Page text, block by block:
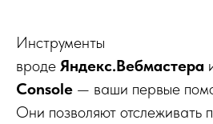
Инструменты
вроде Яндекс.Вебмастера
Console — ваши первые
Они позволяют отслеживать